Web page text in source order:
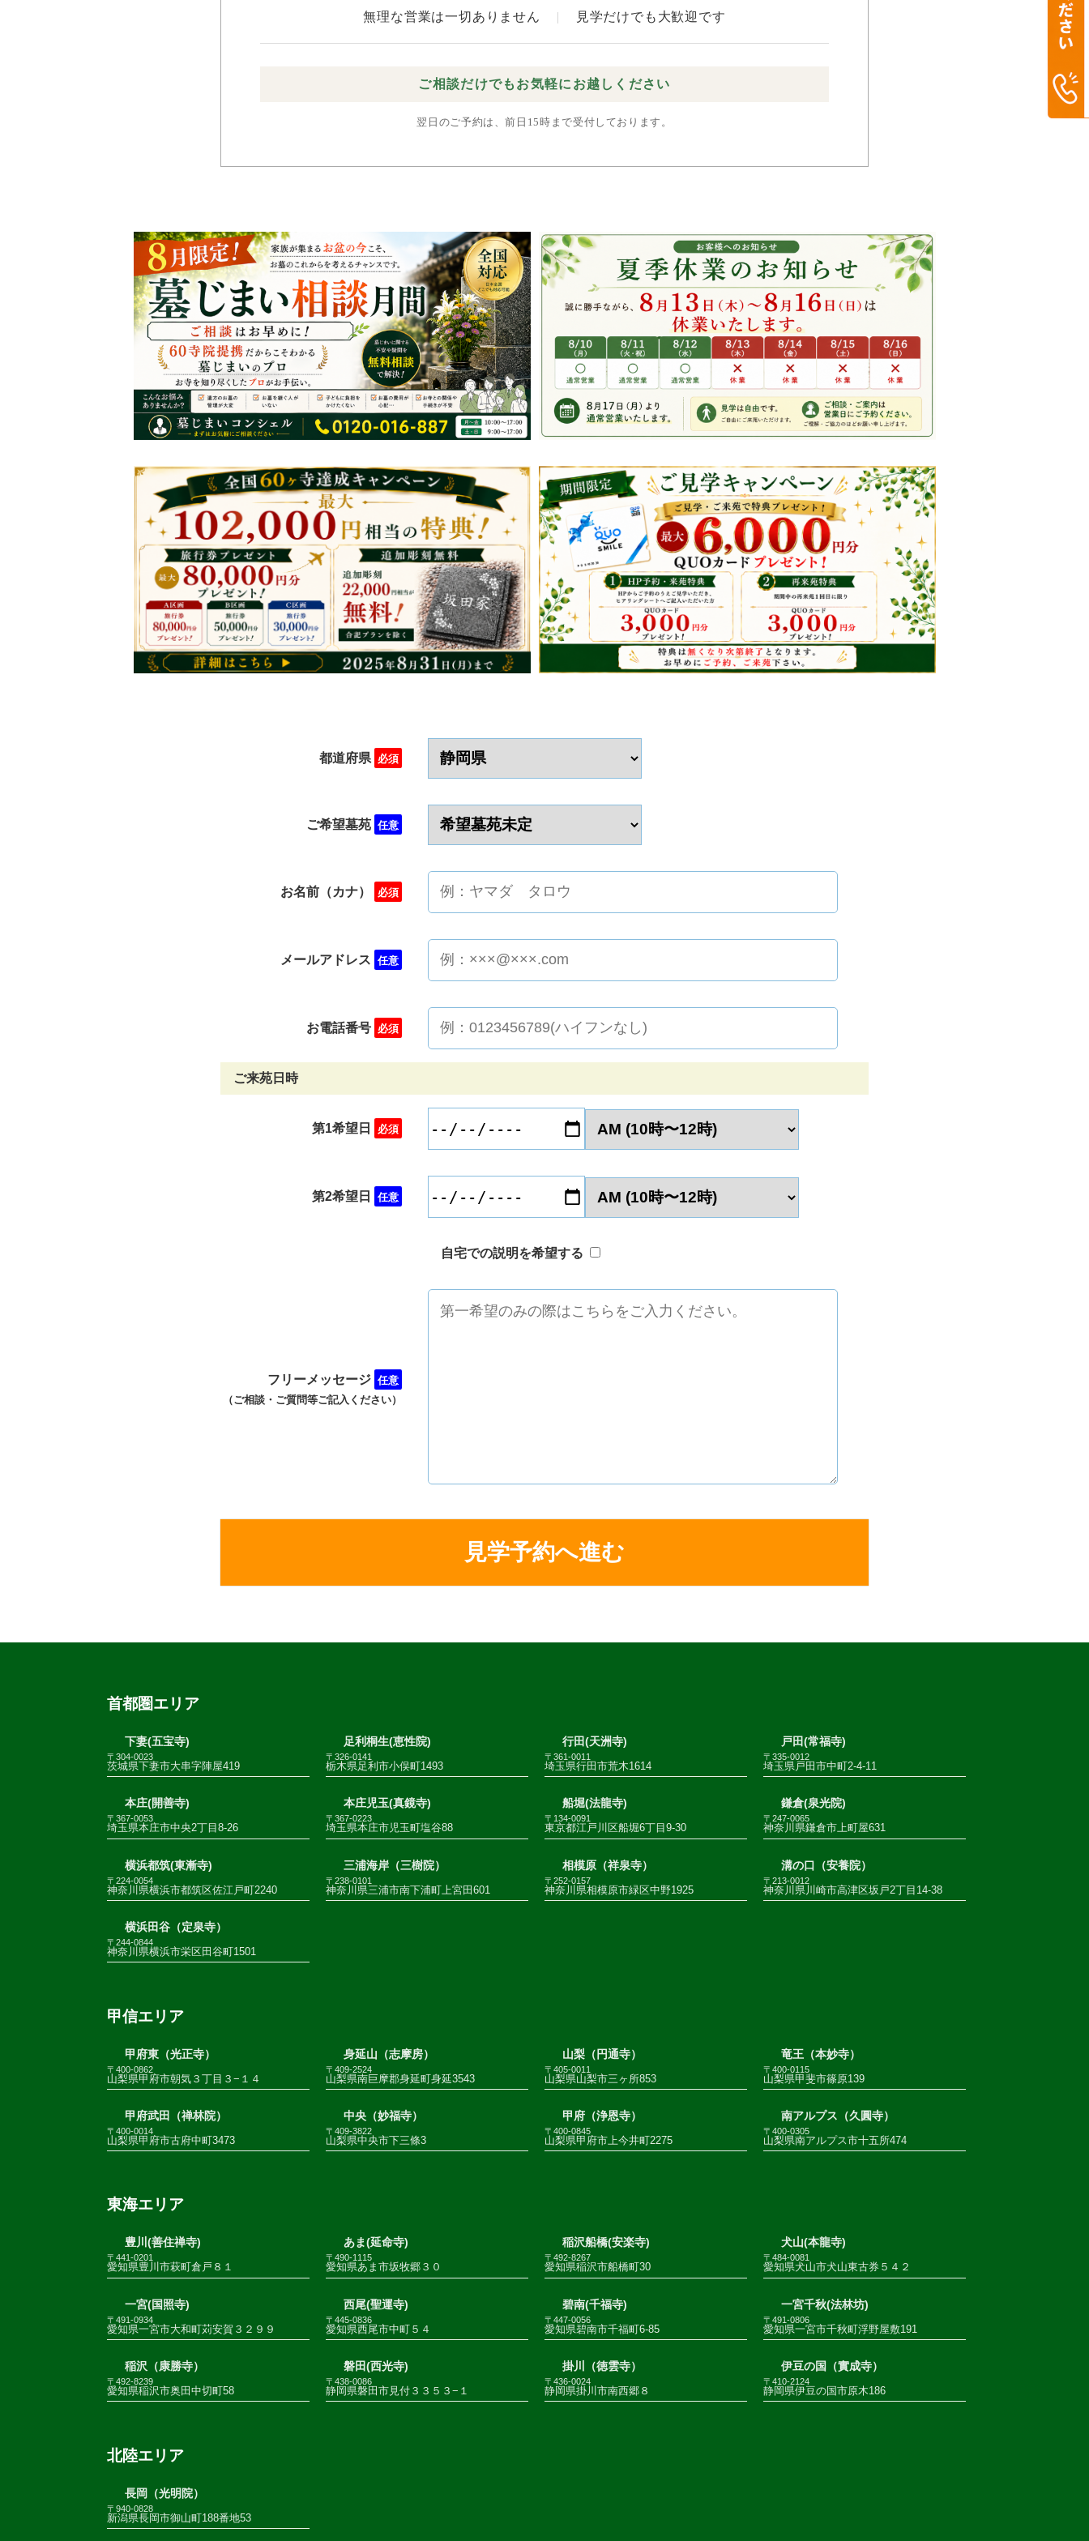
無理な営業は一切ありません | 見学だけでも大歓迎です
ご相談だけでもお気軽にお越しください
翌日のご予約は、前日15時まで受付しております。
都道府県 必須
ご希望墓苑 任意
お名前（カナ） 必須
メールアドレス 任意
お電話番号 必須
ご来苑日時
第1希望日 必須
第2希望日 任意
自宅での説明を希望する
フリーメッセージ 任意
（ご相談・ご質問等ご記入ください）
首都圏エリア
下妻(五宝寺)
〒304-0023
茨城県下妻市大串字陣屋419
足利桐生(恵性院)
〒326-0141
栃木県足利市小俣町1493
行田(天洲寺)
〒361-0011
埼玉県行田市荒木1614
戸田(常福寺)
〒335-0012
埼玉県戸田市中町2-4-11
本庄(開善寺)
〒367-0053
埼玉県本庄市中央2丁目8-26
本庄児玉(真鏡寺)
〒367-0223
埼玉県本庄市児玉町塩谷88
船堀(法龍寺)
〒134-0091
東京都江戸川区船堀6丁目9-30
鎌倉(泉光院)
〒247-0065
神奈川県鎌倉市上町屋631
横浜都筑(東漸寺)
〒224-0054
神奈川県横浜市都筑区佐江戸町2240
三浦海岸（三樹院）
〒238-0101
神奈川県三浦市南下浦町上宮田601
相模原（祥泉寺）
〒252-0157
神奈川県相模原市緑区中野1925
溝の口（安養院）
〒213-0012
神奈川県川崎市高津区坂戸2丁目14-38
横浜田谷（定泉寺）
〒244-0844
神奈川県横浜市栄区田谷町1501
甲信エリア
甲府東（光正寺）
〒400-0862
山梨県甲府市朝気３丁目３−１４
身延山（志摩房）
〒409-2524
山梨県南巨摩郡身延町身延3543
山梨（円通寺）
〒405-0011
山梨県山梨市三ヶ所853
竜王（本妙寺）
〒400-0115
山梨県甲斐市篠原139
甲府武田（禅林院）
〒400-0014
山梨県甲府市古府中町3473
中央（妙福寺）
〒409-3822
山梨県中央市下三條3
甲府（浄恩寺）
〒400-0845
山梨県甲府市上今井町2275
南アルプス（久圓寺）
〒400-0305
山梨県南アルプス市十五所474
東海エリア
豊川(善住禅寺)
〒441-0201
愛知県豊川市萩町倉戸８１
あま(延命寺)
〒490-1115
愛知県あま市坂牧郷３０
稲沢船橋(安楽寺)
〒492-8267
愛知県稲沢市船橋町30
犬山(本龍寺)
〒484-0081
愛知県犬山市犬山東古券５４２
一宮(国照寺)
〒491-0934
愛知県一宮市大和町苅安賀３２９９
西尾(聖運寺)
〒445-0836
愛知県西尾市中町５４
碧南(千福寺)
〒447-0056
愛知県碧南市千福町6-85
一宮千秋(法林坊)
〒491-0806
愛知県一宮市千秋町浮野屋敷191
稲沢（康勝寺）
〒492-8239
愛知県稲沢市奥田中切町58
磐田(西光寺)
〒438-0086
静岡県磐田市見付３３５３−１
掛川（徳雲寺）
〒436-0024
静岡県掛川市南西郷８
伊豆の国（實成寺）
〒410-2124
静岡県伊豆の国市原木186
北陸エリア
長岡（光明院）
〒940-0828
新潟県長岡市御山町188番地53